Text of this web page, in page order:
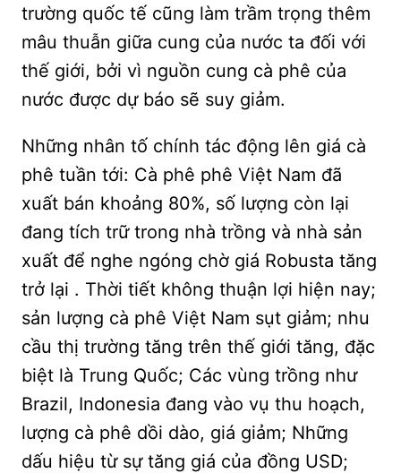
trường quốc tế cũng làm trầm trọng thêm
mâu thuẫn giữa cung của nước ta đối với
thế giới, bởi vì nguồn cung cà phê của
nước được dự báo sẽ suy giảm.
Những nhân tố chính tác động lên giá cà
phê tuần tới: Cà phê phê Việt Nam đã
xuất bán khoảng 80%, số lượng còn lại
đang tích trữ trong nhà trồng và nhà sản
xuất để nghe ngóng chờ giá Robusta tăng
trở lại . Thời tiết không thuận lợi hiện nay;
sản lượng cà phê Việt Nam sụt giảm; nhu
cầu thị trường tăng trên thế giới tăng, đặc
biệt là Trung Quốc; Các vùng trồng như
Brazil, Indonesia đang vào vụ thu hoạch,
lượng cà phê dồi dào, giá giảm; Những
dấu hiệu từ sự tăng giá của đồng USD;